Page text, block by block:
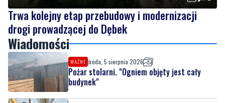
Trwa kolejny etap przebudowy i modernizacji
drogi prowadzącej do Dębek
Wiadomości
WAŻNE środa, 5 sierpnia 2026
Pożar stolarni. "Ogniem objęty jest cały
budynek"